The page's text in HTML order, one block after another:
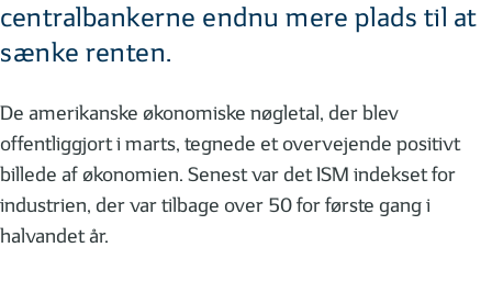
centralbankerne endnu mere plads til at
sænke renten.
De amerikanske økonomiske nøgletal, der blev
offentliggjort i marts, tegnede et overvejende positivt
billede af økonomien. Senest var det ISM indekset for
industrien, der var tilbage over 50 for første gang i
halvandet år.